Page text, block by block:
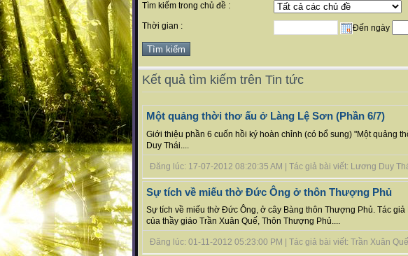
Tìm kiếm trong chủ đề :
Thời gian : Đến ngày
Kết quả tìm kiếm trên Tin tức
Một quảng thời thơ ấu ở Làng Lệ Sơn (Phần 6/7)
Giới thiệu phần 6 cuốn hồi ký hoàn chỉnh (có bổ sung) "Một quảng
Duy Thái....
Đăng lúc: 17-07-2012 08:20:35 AM | Tác giả bài viết: Lương Duy
Sự tích về miếu thờ Đức Ông ở thôn Thượng Phủ
Sự tích về miếu thờ Đức Ông, ở cây Bàng thôn Thượng Phủ. Tác
của thầy giáo Trần Xuân Quế, Thôn Thượng Phủ....
Đăng lúc: 01-11-2012 05:23:00 PM | Tác giả bài viết: Trần Xuân